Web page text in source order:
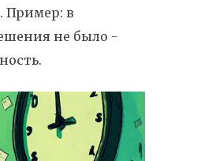
Пример: в
не было -